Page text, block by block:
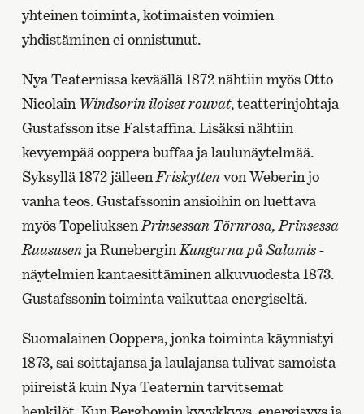
yhteinen toiminta, kotimaisten voimien
yhdistäminen ei onnistunut.
Nya Teaternissa keväällä 1872 nähtiin myös Otto
Nicolain Windsorin iloiset rouvat, teatterinjohtaja
Gustafsson itse Falstaffina. Lisäksi nähtiin
kevyempää ooppera buffaa ja laulunäytelmää.
Syksyllä 1872 jälleen Friskyttenvon Weberin jo
vanha teos. Gustafssonin ansioihin on luettava
myös Topeliuksen Prinsessan Törnrosa, Prinsessa
Ruususenja Runebergin Kungarna på Salamis-
näytelmien kantaesittäminen alkuvuodesta 1873.
Gustafssonin toiminta vaikuttaa energiseltä.
Suomalainen Ooppera, jonka toiminta käynnistyi
1873, sai soittajansa ja laulajansa tulivat samoista
piireistä kuin Nya Teaternin tarvitsemat